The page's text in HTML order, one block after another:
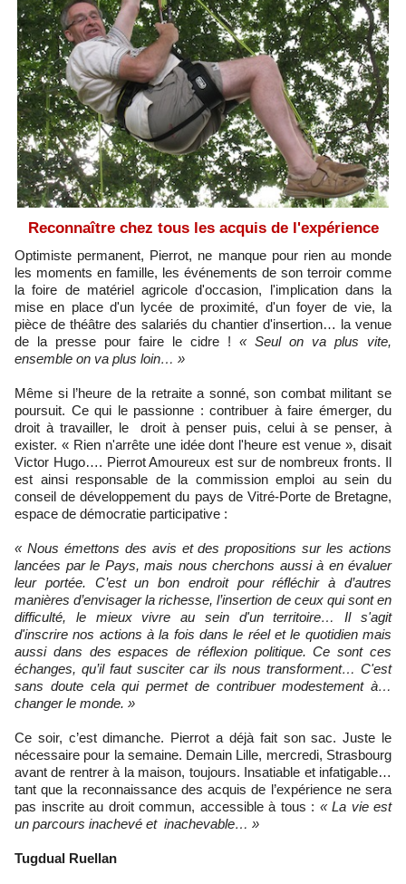
Reconnaître chez tous les acquis de l'expérience
Optimiste permanent, Pierrot, ne manque pour rien au monde
les moments en famille, les événements de son terroir comme
la foire de matériel agricole d'occasion, l'implication dans la
mise en place d'un lycée de proximité, d'un foyer de vie, la
pièce de théâtre des salariés du chantier d'insertion… la venue
de la presse pour faire le cidre ! « Seul on va plus vite,
ensemble on va plus loin… »
Même si l’heure de la retraite a sonné, son combat militant se
poursuit. Ce qui le passionne : contribuer à faire émerger, du
droit à travailler, le droit à penser puis, celui à se penser, à
exister. « Rien n'arrête une idée dont l'heure est venue », disait
Victor Hugo…. Pierrot Amoureux est sur de nombreux fronts. Il
est ainsi responsable de la commission emploi au sein du
conseil de développement du pays de Vitré-Porte de Bretagne,
espace de démocratie participative :
« Nous émettons des avis et des propositions sur les actions
lancées par le Pays, mais nous cherchons aussi à en évaluer
leur portée. C’est un bon endroit pour réfléchir à d’autres
manières d’envisager la richesse, l’insertion de ceux qui sont en
difficulté, le mieux vivre au sein d'un territoire… Il s'agit
d'inscrire nos actions à la fois dans le réel et le quotidien mais
aussi dans des espaces de réflexion politique. Ce sont ces
échanges, qu’il faut susciter car ils nous transforment… C'est
sans doute cela qui permet de contribuer modestement à…
changer le monde. »
Ce soir, c’est dimanche. Pierrot a déjà fait son sac. Juste le
nécessaire pour la semaine. Demain Lille, mercredi, Strasbourg
avant de rentrer à la maison, toujours. Insatiable et infatigable…
tant que la reconnaissance des acquis de l’expérience ne sera
pas inscrite au droit commun, accessible à tous : « La vie est
un parcours inachevé et inachevable… »
Tugdual Ruellan